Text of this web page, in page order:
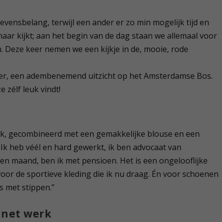
terwijl een ander er zo min mogelijk tijd en
kijkt; aan het begin van de dag staan we allemaal voor
keer nemen we een kijkje in de, mooie, rode
een adembenemend uitzicht op het Amsterdamse Bos.
zélf leuk vindt!
gecombineerd met een gemakkelijke blouse en een
heb véél en hard gewerkt, ik ben advocaat van
maand, ben ik met pensioen. Het is een ongelooflijke
de sportieve kleding die ik nu draag. Én voor schoenen
met stippen.”
werk